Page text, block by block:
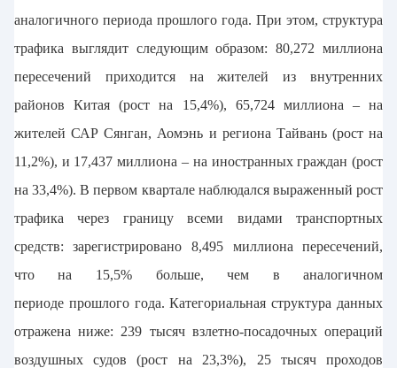
аналогичного периода прошлого года. При этом, структура
трафика выглядит следующим образом: 80,272 миллиона
пересечений приходится на жителей из внутренних
районов Китая (рост на 15,4%), 65,724 миллиона – на
жителей САР Сянган, Аомэнь и региона Тайвань (рост на
11,2%), и 17,437 миллиона – на иностранных граждан (рост
на 33,4%). В первом квартале наблюдался выраженный рост
трафика через границу всеми видами транспортных
средств: зарегистрировано 8,495 миллиона пересечений,
что на 15,5% больше, чем в аналогичном
периоде прошлого года. Категориальная структура данных
отражена ниже: 239 тысяч взлетно-посадочных операций
воздушных судов (рост на 23,3%), 25 тысяч проходов